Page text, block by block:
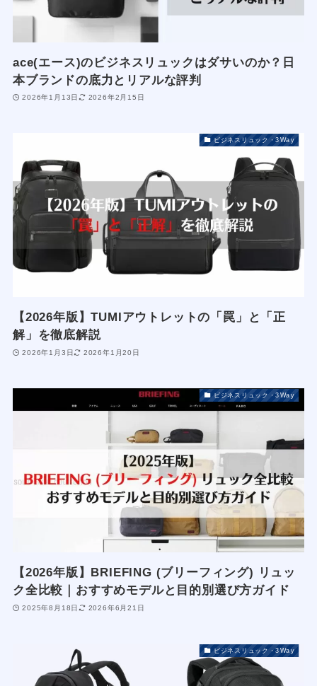
ace(エース)のビジネスリュックはダサいのか？日
本ブランドの底力とリアルな評判
2026年1月13日 2026年2月15日
ビジネスリュック・3Way
【2026年版】TUMIアウトレットの「罠」と「正
解」を徹底解説
2026年1月3日 2026年1月20日
ビジネスリュック・3Way
【2026年版】BRIEFING (ブリーフィング) リュッ
ク全比較｜おすすめモデルと目的別選び方ガイド
2025年8月18日 2026年6月21日
ビジネスリュック・3Way